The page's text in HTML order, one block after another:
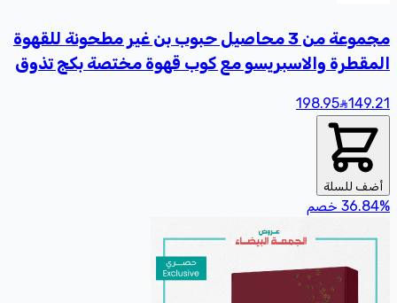
مجموعة من 3 محاصيل حبوب بن غير مطحونة للقهوة
المقطرة والاسبريسو مع كوب قهوة مختصة بكج تذوق
149.21
198.95
أضف للسلة
36.84% خصم